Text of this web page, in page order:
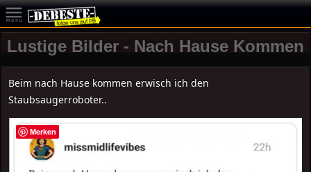
Lustige Bilder - Nach Hause Kommen
Beim nach Hause kommen erwisch ich den
Staubsaugerroboter..
Merken